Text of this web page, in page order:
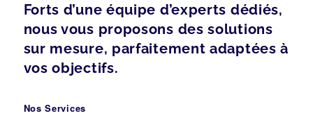
Forts d’une équipe d’experts dédiés,
nous vous proposons des solutions
sur mesure, parfaitement adaptées à
vos objectifs.
Nos Services